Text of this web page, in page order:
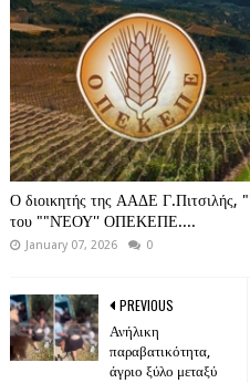
Ο διοικητής της ΑΑΔΕ Γ.Πιτσιλής,
του ""ΝΈΟΥ'' ΟΠΕΚΕΠΕ....
January 07, 2026 0
PREVIOUS
Ανήλικη
παραβατικότητα,
άγριο ξύλο μεταξύ